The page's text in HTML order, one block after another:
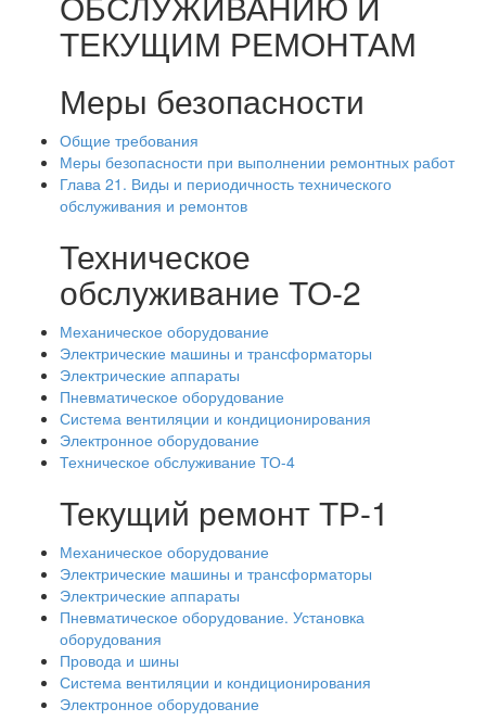
ТЕКУЩИМ РЕМОНТАМ
Меры безопасности
Общие требования
Меры безопасности при выполнении ремонтных работ
Глава 21. Виды и периодичность технического
обслуживания и ремонтов
Техническое
обслуживание ТО-2
Механическое оборудование
Электрические машины и трансформаторы
Электрические аппараты
Пневматическое оборудование
Система вентиляции и кондиционирования
Электронное оборудование
Техническое обслуживание ТО-4
Текущий ремонт ТР-1
Механическое оборудование
Электрические машины и трансформаторы
Электрические аппараты
Пневматическое оборудование. Установка
оборудования
Провода и шины
Система вентиляции и кондиционирования
Электронное оборудование